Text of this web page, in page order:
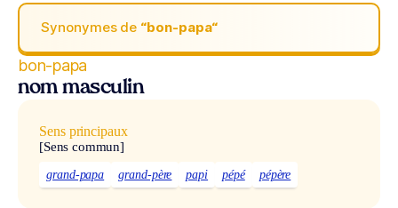
Synonymes de “bon-papa“
bon-papa
nom masculin
Sens principaux
[Sens commun]
grand-papa grand-père papi pépé pépère